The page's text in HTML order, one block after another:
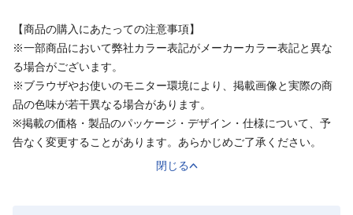
【商品の購入にあたっての注意事項】
※一部商品において弊社カラー表記がメーカーカラー表記と異な
る場合がございます。
※ブラウザやお使いのモニター環境により、掲載画像と実際の商
品の色味が若干異なる場合があります。
※掲載の価格・製品のパッケージ・デザイン・仕様について、予
告なく変更することがあります。あらかじめご了承ください。
閉じる